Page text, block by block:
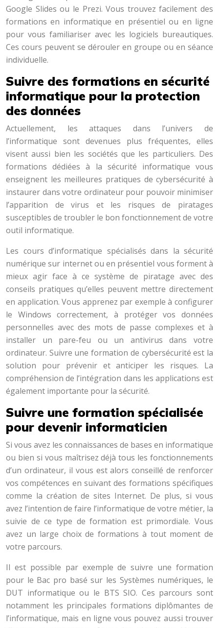
Google Slides ou le Prezi. Vous trouvez facilement des
formations en informatique en présentiel ou en ligne
pour vous familiariser avec les logiciels bureautiques.
Ces cours peuvent se dérouler en groupe ou en séance
individuelle.
Suivre des formations en sécurité
informatique pour la protection
des données
Actuellement, les attaques dans l’univers de
l’informatique sont devenues plus fréquentes, elles
visent aussi bien les sociétés que les particuliers. Des
formations dédiées à la sécurité informatique vous
enseignent les meilleures pratiques de cybersécurité à
instaurer dans votre ordinateur pour pouvoir minimiser
l’apparition de virus et les risques de piratages
susceptibles de troubler le bon fonctionnement de votre
outil informatique.
Les cours d’informatique spécialisés dans la sécurité
numérique sur internet ou en présentiel vous forment à
mieux agir face à ce système de piratage avec des
conseils pratiques qu’elles peuvent mettre directement
en application. Vous apprenez par exemple à configurer
le Windows correctement, à protéger vos données
personnelles avec des mots de passe complexes et à
installer un pare-feu ou un antivirus dans votre
ordinateur. Suivre une formation de cybersécurité est la
solution pour prévenir et anticiper les risques. La
compréhension de l’intégration dans les applications est
également importante pour la sécurité.
Suivre une formation spécialisée
pour devenir informaticien
Si vous avez les connaissances de bases en informatique
ou bien si vous maîtrisez déjà tous les fonctionnements
d’un ordinateur, il vous est alors conseillé de renforcer
vos compétences en suivant des formations spécifiques
comme la création de sites Internet. De plus, si vous
avez l’intention de faire l’informatique de votre métier, la
suivie de ce type de formation est primordiale. Vous
avez un large choix de formations à tout moment de
votre parcours.
Il est possible par exemple de suivre une formation
pour le Bac pro basé sur les Systèmes numériques, le
DUT informatique ou le BTS SIO. Ces parcours sont
notamment les principales formations diplômantes de
l’informatique, mais en ligne vous pouvez aussi trouver